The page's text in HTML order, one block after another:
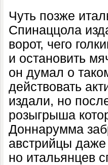
Чуть позже
Спинаццола
ворот, чего
и остановить
он думал о
действовать
издали, но
розыгрыша
Доннарумма
австрийцы даже
но итальянцев